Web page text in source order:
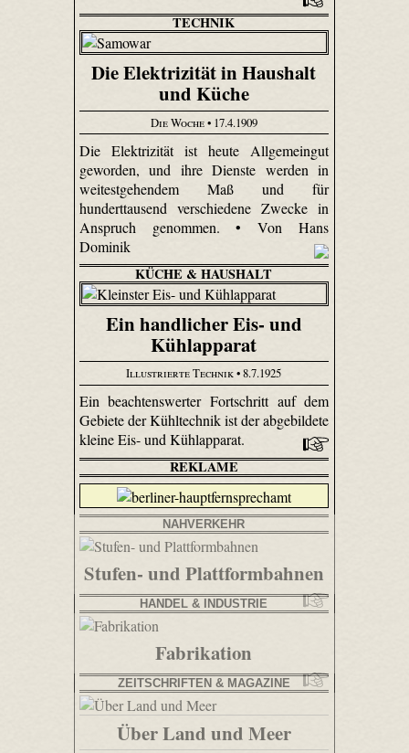
TECHNIK
Die Elektrizität in Haushalt
und Küche
Die Woche• 17.4.1909
Die Elektrizität ist heute Allgemeingut
geworden, und ihre Dienste werden in
weitestgehendem Maß und für
hunderttausend verschiedene Zwecke in
Anspruch genommen. • Von Hans
Dominik
KÜCHE & HAUSHALT
Ein handlicher Eis- und
Kühlapparat
Illustrierte Technik• 8.7.1925
Ein beachtenswerter Fortschritt auf dem
Gebiete der Kühltechnik ist der abgebildete
kleine Eis- und Kühlapparat.
REKLAME
NAHVERKEHR
Stufen- und Plattformbahnen
HANDEL & INDUSTRIE
Fabrikation
ZEITSCHRIFTEN & MAGAZINE
Über Land und Meer